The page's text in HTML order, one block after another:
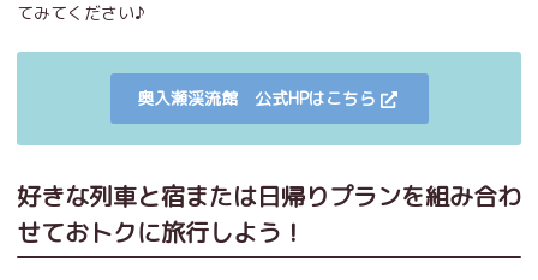
てみてください♪
奥入瀬渓流館 公式HPはこちら
好きな列車と宿または日帰りプランを組み合わ
せておトクに旅行しよう！